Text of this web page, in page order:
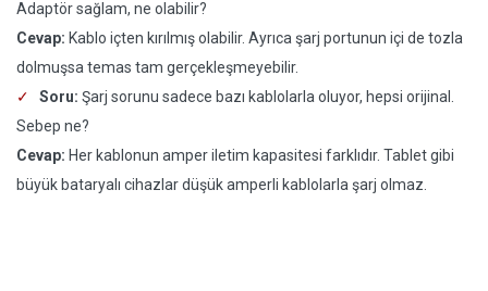
Adaptör sağlam, ne olabilir?
Cevap: Kablo içten kırılmış olabilir. Ayrıca şarj portunun içi de tozla
dolmuşsa temas tam gerçekleşmeyebilir.
Soru: Şarj sorunu sadece bazı kablolarla oluyor, hepsi orijinal.
Sebep ne?
Cevap: Her kablonun amper iletim kapasitesi farklıdır. Tablet gibi
büyük bataryalı cihazlar düşük amperli kablolarla şarj olmaz.